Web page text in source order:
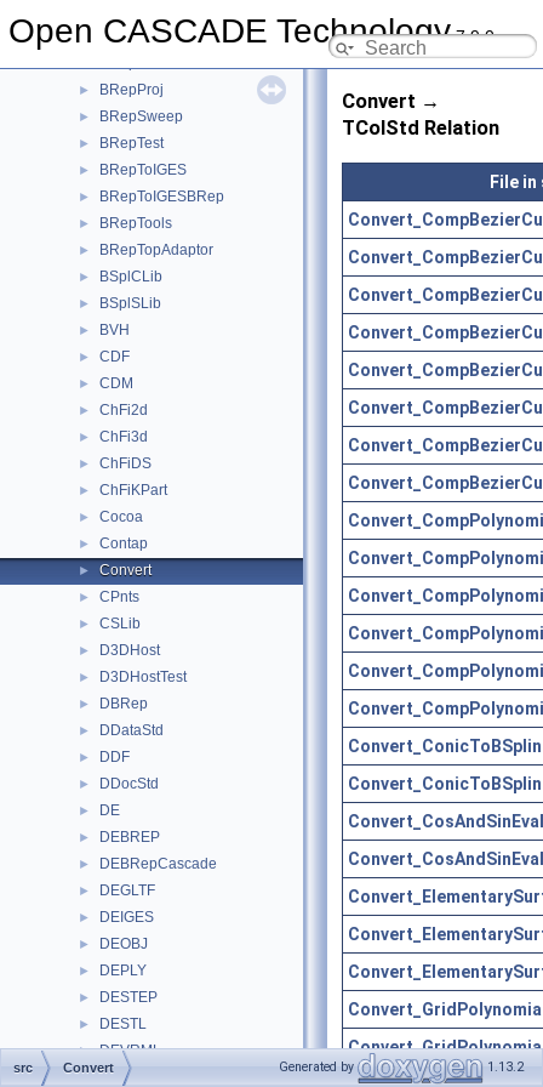
Open CASCADE Technology7.9.0
BRepPrim
► BRepProj
► BRepSweep
► BRepTest
► BRepToIGES
► BRepToIGESBRep
► BRepTools
► BRepTopAdaptor
► BSplCLib
► BSplSLib
► BVH
► CDF
► CDM
► ChFi2d
► ChFi3d
► ChFiDS
► ChFiKPart
► Cocoa
► Contap
► Convert
► CPnts
► CSLib
► D3DHost
► D3DHostTest
► DBRep
► DDataStd
► DDF
► DDocStd
► DE
► DEBREP
► DEBRepCascade
► DEGLTF
► DEIGES
► DEOBJ
► DEPLY
► DESTEP
► DESTL
► DEVRML
► DEXCAF
Convert →
TColStd Relation
File
src Convert Generated by 1.13.2